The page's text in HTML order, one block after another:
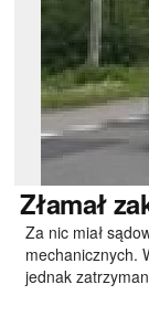
Złamał
Za nic miał
mechanicznych.
jednak